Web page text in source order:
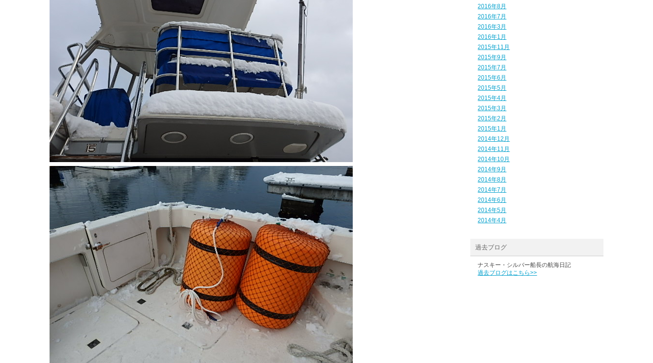
2016年8月
2016年7月
2016年3月
2016年1月
2015年11月
2015年9月
2015年7月
2015年6月
2015年5月
2015年4月
2015年3月
2015年2月
2015年1月
2014年12月
2014年11月
2014年10月
2014年9月
2014年8月
2014年7月
2014年6月
2014年5月
2014年4月
過去ブログ
ナスキー・シルバー船長の航海日記
過去ブログはこちら>>